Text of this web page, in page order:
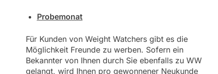
Probemonat
Für Kunden von Weight Watchers gibt es die
Möglichkeit Freunde zu werben. Sofern ein
Bekannter von Ihnen durch Sie ebenfalls zu WW
gelangt, wird Ihnen pro gewonnener Neukunde